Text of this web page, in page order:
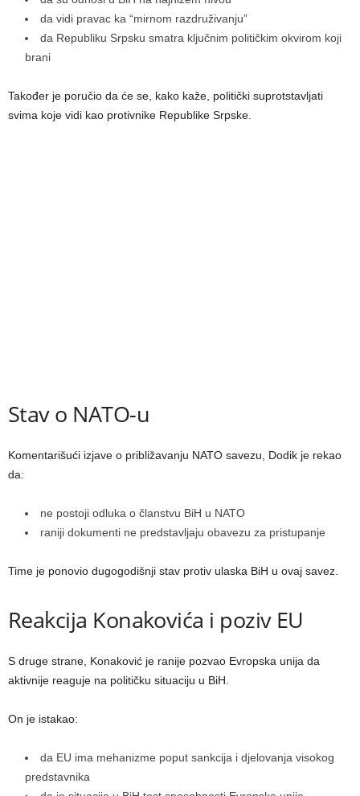
da vidi pravac ka “mirnom razdruživanju”
da Republiku Srpsku smatra ključnim političkim okvirom koji
brani
Također je poručio da će se, kako kaže, politički suprotstavljati
svima koje vidi kao protivnike Republike Srpske.
Stav o NATO-u
Komentarišući izjave o približavanju NATO savezu, Dodik je rekao
da:
ne postoji odluka o članstvu BiH u NATO
raniji dokumenti ne predstavljaju obavezu za pristupanje
Time je ponovio dugogodišnji stav protiv ulaska BiH u ovaj savez.
Reakcija Konakovića i poziv EU
S druge strane, Konaković je ranije pozvao Evropska unija da
aktivnije reaguje na političku situaciju u BiH.
On je istakao:
da EU ima mehanizme poput sankcija i djelovanja visokog
predstavnika